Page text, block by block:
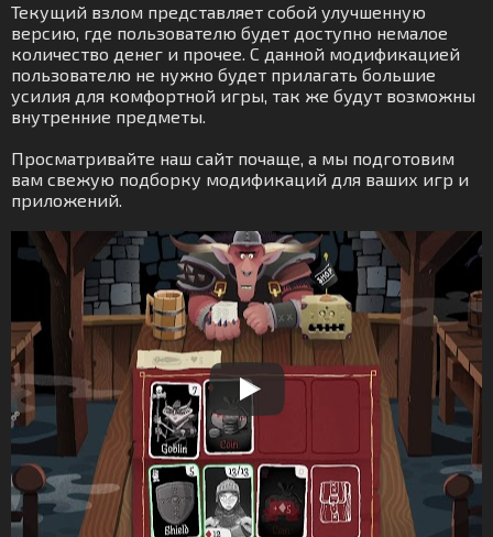
Текущий взлом представляет собой улучшенную
версию, где пользователю будет доступно немалое
количество денег и прочее. С данной модификацией
пользователю не нужно будет прилагать большие
усилия для комфортной игры, так же будут возможны
внутренние предметы.
Просматривайте наш сайт почаще, а мы подготовим
вам свежую подборку модификаций для ваших игр и
приложений.